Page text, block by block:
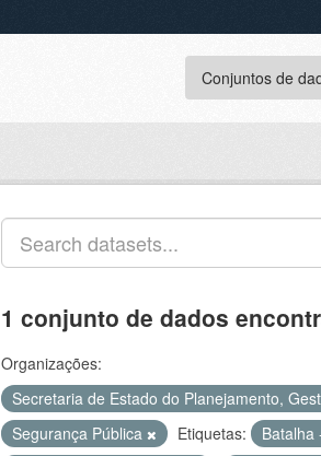
Conjuntos de
1 conjunto de dados
Organizações:
Secretaria de Estado do Planejamento,
Segurança Pública
Etiquetas: Batalha